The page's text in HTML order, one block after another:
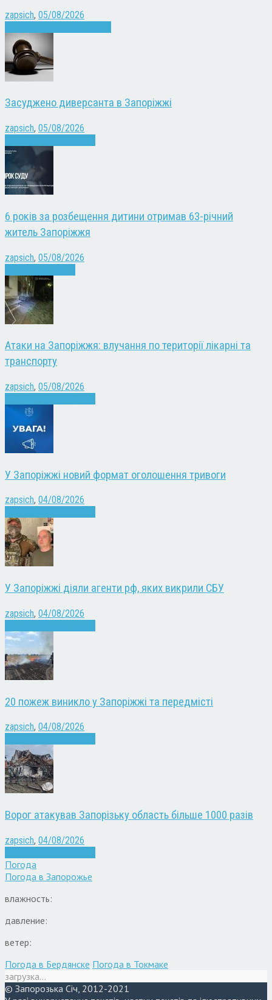
zapsich, 05/08/2026
Засуджено диверсанта в Запоріжжі
zapsich, 05/08/2026
6 років за розбещення дитини отримав 63-річний
житель Запоріжжя
zapsich, 05/08/2026
Атаки на Запоріжжя: влучання по території лікарні та
транспорту
zapsich, 05/08/2026
У Запоріжжі новий формат оголошення тривоги
zapsich, 04/08/2026
У Запоріжжі діяли агенти рф, яких викрили СБУ
zapsich, 04/08/2026
20 пожеж виникло у Запоріжжі та передмісті
zapsich, 04/08/2026
Ворог атакував Запорізьку область більше 1000 разів
zapsich, 04/08/2026
Погода
Погода в Запорожье
влажность:
давление:
ветер:
Погода в Бердянске Погода в Токмаке
загрузка...
© Запорозька Січ, 2012-2021